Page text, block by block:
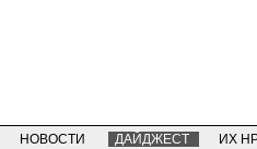
НОВОСТИ ДАЙДЖЕСТ ИХ